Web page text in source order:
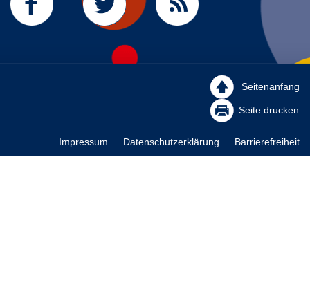
Seitenanfang
Seite drucken
Impressum Datenschutzerklärung Barrierefreiheit